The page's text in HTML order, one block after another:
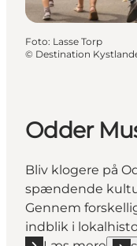
Foto: Lasse Torp
© Destination
Odder
Bliv klogere på
spændende
Gennem
indblik i